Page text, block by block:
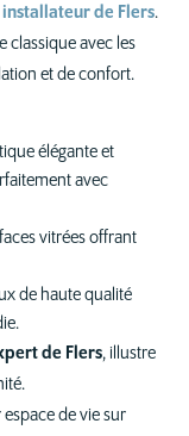
de Flers.
classique avec les
et de confort.
élégante et
avec
vitrées offrant
de haute qualité
de Flers, illustre
de vie sur